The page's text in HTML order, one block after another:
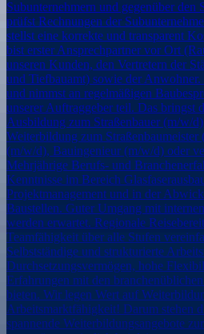
Subunternehmern und gegenüber den
prüfst Rechnungen der
stellst eine korrekte und transparent
bist erster Ansprechpartner vor Ort
unseren Kunden, den Vertretern der
und Tiefbauamt) sowie der
und nimmst an regelmäßigen
unserer Auftraggeber teil. Das bringst
Ausbildung zum Straßenbauer (m/w/
Weiterbildung zum
(m/w/d), Bauingenieur (m/w/d) oder
Mehrjährige Berufs- und
Kenntnisse im Bereich
Projektmanagement und in der
Baustellen. Guter Umgang mit
werden erwartet. Regionale
Teamfähigkeit über alle Stufen
Selbstständige und strukturierte
Durchsetzungsvermögen, hohe
Erfahrungen mit den
bieten. Wir legen Wert auf
Arbeitsmarktfähigkeit! Darum stehen
spannende Weiterbildungsangebote